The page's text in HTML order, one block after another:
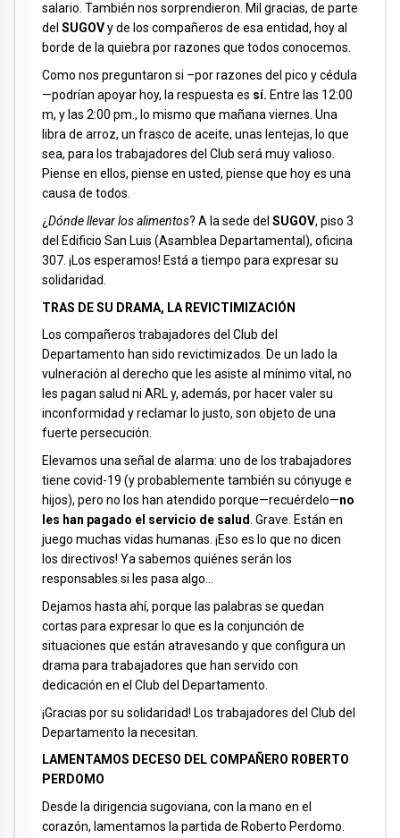
salario. También nos sorprendieron. Mil gracias, de parte
del SUGOVy de los compañeros de esa entidad, hoy al
borde de la quiebra por razones que todos conocemos.
Como nos preguntaron si –por razones del pico y cédula
—podrían apoyar hoy, la respuesta es sí. Entre las 12:00
m, y las 2:00 pm., lo mismo que mañana viernes. Una
libra de arroz, un frasco de aceite, unas lentejas, lo que
sea, para los trabajadores del Club será muy valioso.
Piense en ellos, piense en usted, piense que hoy es una
causa de todos.
¿Dónde llevar los alimentos? A la sede del SUGOV, piso 3
del Edificio San Luis (Asamblea Departamental), oficina
307. ¡Los esperamos! Está a tiempo para expresar su
solidaridad.
TRAS DE SU DRAMA, LA REVICTIMIZACIÓN
Los compañeros trabajadores del Club del
Departamento han sido revictimizados. De un lado la
vulneración al derecho que les asiste al mínimo vital, no
les pagan salud ni ARL y, además, por hacer valer su
inconformidad y reclamar lo justo, son objeto de una
fuerte persecución.
Elevamos una señal de alarma: uno de los trabajadores
tiene covid-19 (y probablemente también su cónyuge e
hijos), pero no los han atendido porque—recuérdelo—no
les han pagado el servicio de salud . Grave. Están en
juego muchas vidas humanas. ¡Eso es lo que no dicen
los directivos! Ya sabemos quiénes serán los
responsables si les pasa algo…
Dejamos hasta ahí, porque las palabras se quedan
cortas para expresar lo que es la conjunción de
situaciones que están atravesando y que configura un
drama para trabajadores que han servido con
dedicación en el Club del Departamento.
¡Gracias por su solidaridad! Los trabajadores del Club del
Departamento la necesitan.
LAMENTAMOS DECESO DEL COMPAÑERO ROBERTO
PERDOMO
Desde la dirigencia sugoviana, con la mano en el
corazón, lamentamos la partida de Roberto Perdomo.